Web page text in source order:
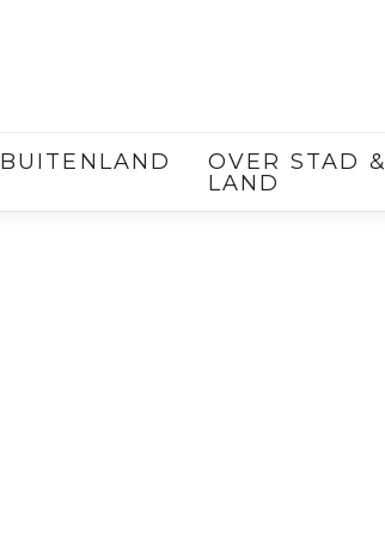
BUITENLAND
OVER STAD &
LAND